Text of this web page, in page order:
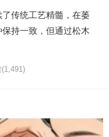
传统工艺精髓，在萎
持一致，但通过松木
(1,491)